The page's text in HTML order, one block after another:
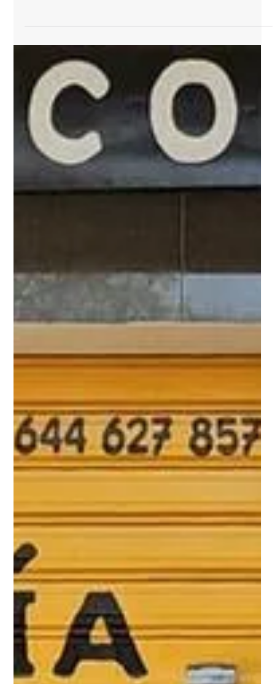
Colomer
En la cafetería de especialidad Colomer en Valencia, cada
taza de café comienza con un compromiso claro con la
calidad: el uso exclusivo de tueste medio.